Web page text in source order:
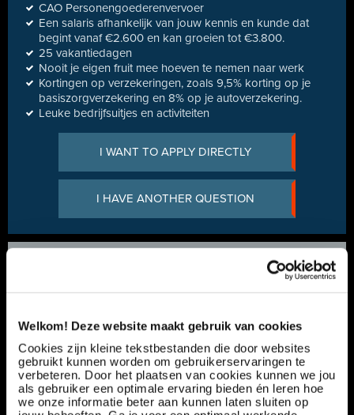
Welkom! Deze website maakt gebruik van cookies
Cookies zijn kleine tekstbestanden die door websites
gebruikt kunnen worden om gebruikerservaringen te
verbeteren. Door het plaatsen van cookies kunnen we jou
als gebruiker een optimale ervaring bieden én leren hoe
we onze informatie beter aan kunnen laten sluiten op
CAO Personengoederenvervoer
Een salaris afhankelijk van jouw kennis en kunde dat
begint vanaf €2.600 en kan groeien tot €3.800.
25 vakantiedagen
Nooit je eigen fruit mee hoeven te nemen naar werk
Kortingen op verzekeringen, zoals 9,5% korting op je
basiszorgverzekering en 8% op je autoverzekering.
Leuke bedrijfsuitjes en activiteiten
I WANT TO APPLY DIRECTLY
I HAVE ANOTHER QUESTION
Servicemonteur Heftrucks | Werkplaats | 32-40